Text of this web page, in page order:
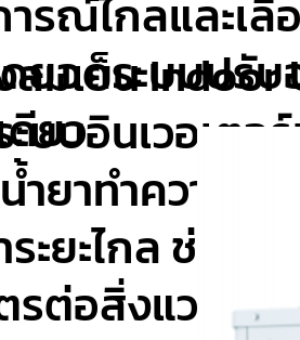
รณ์ไกลและเ
ยอดระบบปรั
ดียว
มเย็น Indoor
บบอินเวอเต
ำยาทำความเ
ะยะไกล ช่วย
รต่อสิ่งแวดล้อ